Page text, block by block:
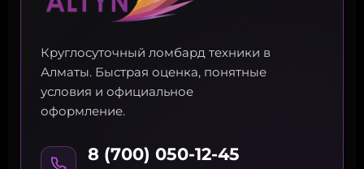
Круглосуточный ломбард техники в
Алматы. Быстрая оценка, понятные
условия и официальное
оформление.
8 (700) 050-12-45